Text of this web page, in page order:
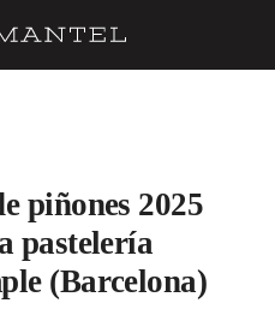
piñones 2025
pastelería
(Barcelona)